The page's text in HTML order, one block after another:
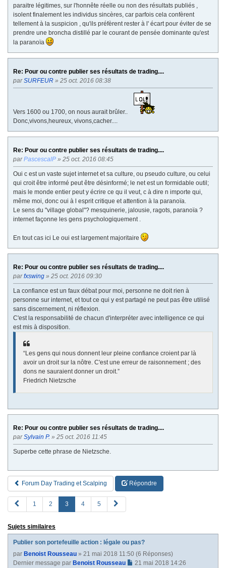
paraitre légitimes, sur l'honnête réelle ou non des résultats publiés ,
isolent finalement les individus sincères, car parfois cela confèrent
tellement à la suspicion , qu'ils préfèrent rester à l' écart pour éviter de se
prendre une broncha distillé par le courant de pensée dominante qu'est
la paranoïa
Re: Pour ou contre publier ses résultats de trading....
parSURFEUR » 25 oct. 2016 08:38
Vers 1600 ou 1700, on nous aurait brûler..
Donc,vivons,heureux, vivons,cacher....
Re: Pour ou contre publier ses résultats de trading....
parPascescalP » 25 oct. 2016 08:45
Oui c est un vaste sujet internet et sa culture, ou pseudo culture, ou celui
qui croit être informé peut être désinformé; le net est un formidable outil;
mais le monde entier peut y écrire ce qu il veut, c à dire n importe qui,
même moi, donc oui à l esprit critique et attention à la paranoïa.
Le sens du "village global"? mesquinerie, jalousie, ragots, paranoïa ?
internet façonne les gens psychologiquement .
En tout cas ici Le oui est largement majoritaire
Re: Pour ou contre publier ses résultats de trading....
parfxswing » 25 oct. 2016 09:30
La confiance est un faux débat pour moi, personne ne doit rien à
personne sur internet, et tout ce qui y est partagé ne peut pas être utilisé
sans discernement, ni réflexion.
C'est la responsabilité de chacun d'interpréter avec intelligence ce qui
est mis à disposition.
“Les gens qui nous donnent leur pleine confiance croient par là
avoir un droit sur la nôtre. C'est une erreur de raisonnement ; des
dons ne sauraient donner un droit.”
Friedrich Nietzsche
Re: Pour ou contre publier ses résultats de trading....
parSylvain P. » 25 oct. 2016 11:45
Superbe cette phrase de Nietzsche.
Forum Day Trading et Scalping Répondre
R
V
1 2 3 4 5
u
n
t
e
Sujets similaires
Publier son portefeuille action : légale ou pas?
par Benoist Rousseau » 21 mai 2018 11:50 (6 Réponses)
Dernier message par Benoist Rousseau 21 mai 2018 14:26